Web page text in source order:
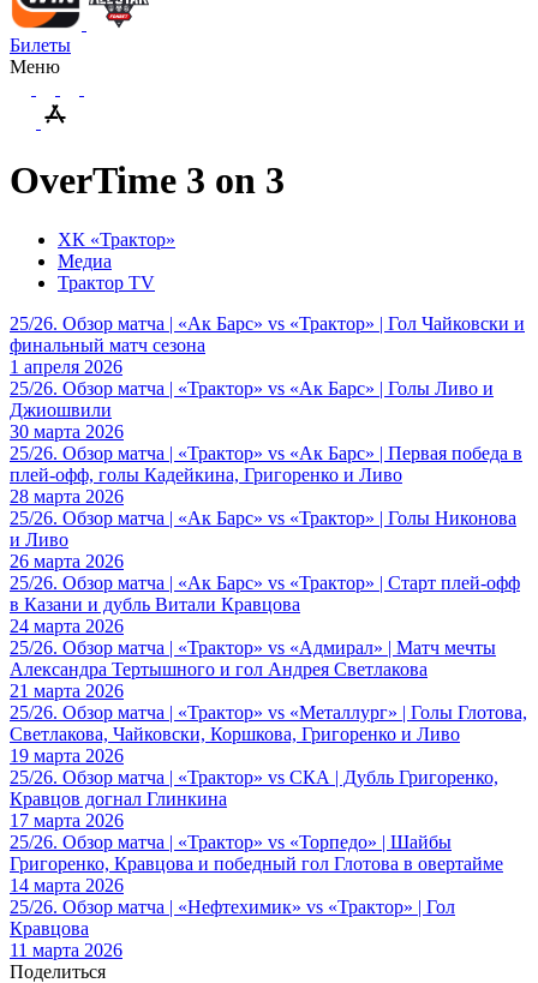
Билеты
Меню
OverTime 3 on 3
ХК «Трактор»
Медиа
Трактор TV
25/26. Обзор матча | «Ак Барс» vs «Трактор» | Гол Чайковски и
финальный матч сезона
1 апреля 2026
25/26. Обзор матча | «Трактор» vs «Ак Барс» | Голы Ливо и
Джиошвили
30 марта 2026
25/26. Обзор матча | «Трактор» vs «Ак Барс» | Первая победа в
плей-офф, голы Кадейкина, Григоренко и Ливо
28 марта 2026
25/26. Обзор матча | «Ак Барс» vs «Трактор» | Голы Никонова
и Ливо
26 марта 2026
25/26. Обзор матча | «Ак Барс» vs «Трактор» | Старт плей-офф
в Казани и дубль Витали Кравцова
24 марта 2026
25/26. Обзор матча | «Трактор» vs «Адмирал» | Матч мечты
Александра Тертышного и гол Андрея Светлакова
21 марта 2026
25/26. Обзор матча | «Трактор» vs «Металлург» | Голы Глотова,
Светлакова, Чайковски, Коршкова, Григоренко и Ливо
19 марта 2026
25/26. Обзор матча | «Трактор» vs СКА | Дубль Григоренко,
Кравцов догнал Глинкина
17 марта 2026
25/26. Обзор матча | «Трактор» vs «Торпедо» | Шайбы
Григоренко, Кравцова и победный гол Глотова в овертайме
14 марта 2026
25/26. Обзор матча | «Нефтехимик» vs «Трактор» | Гол
Кравцова
11 марта 2026
Поделиться